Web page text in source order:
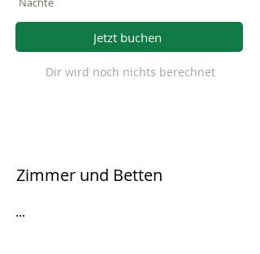
Jetzt buchen
Dir wird noch nichts berechnet
Zimmer und Betten
...